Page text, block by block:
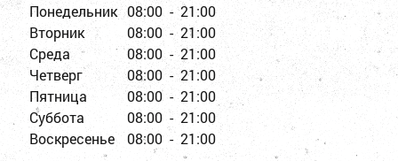
Понедельник 08:00 - 21:00
Вторник
08:00 - 21:00
Среда
08:00 - 21:00
Четверг
08:00 - 21:00
Пятница
08:00 - 21:00
Суббота
08:00 - 21:00
Воскресенье
08:00 - 21:00